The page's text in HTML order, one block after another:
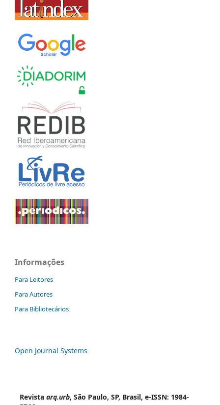
Informações
Para Leitores
Para Autores
Para Bibliotecários
Open Journal Systems
Revista arq.urb, São Paulo, SP, Brasil, e-ISSN: 1984-